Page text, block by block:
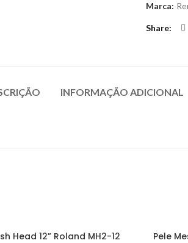
Marca:
Share
INFORMAÇÃO ADICIONAL
Head 12” Roland MH2-12 Pele